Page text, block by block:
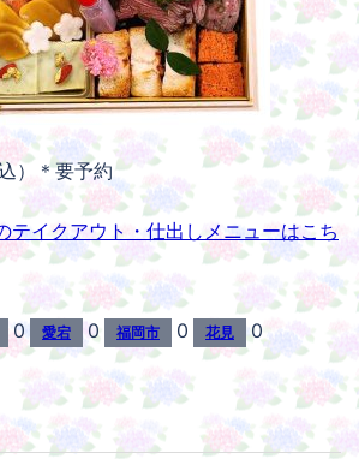
）＊要予約
テイクアウト・仕出しメニューはこち
0 愛宕 0 福岡市 0 花見 0